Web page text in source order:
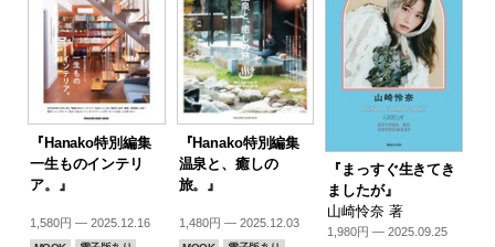
『Hanako特別編集
一生ものインテリ
ア。』
1,580円 — 2025.12.16
『Hanako特別編集
温泉と、癒しの
旅。』
1,480円 — 2025.12.03
『まっすぐ生きてき
ましたが』
山崎怜奈 著
1,980円 — 2025.09.25